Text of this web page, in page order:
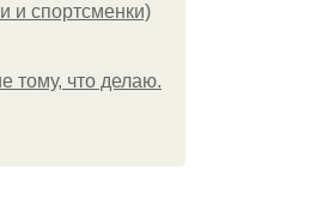
и спортсменки)
тому, что делаю.